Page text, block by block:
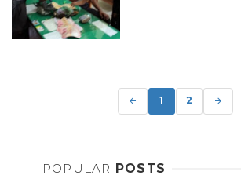
1 2
POPULAR POSTS